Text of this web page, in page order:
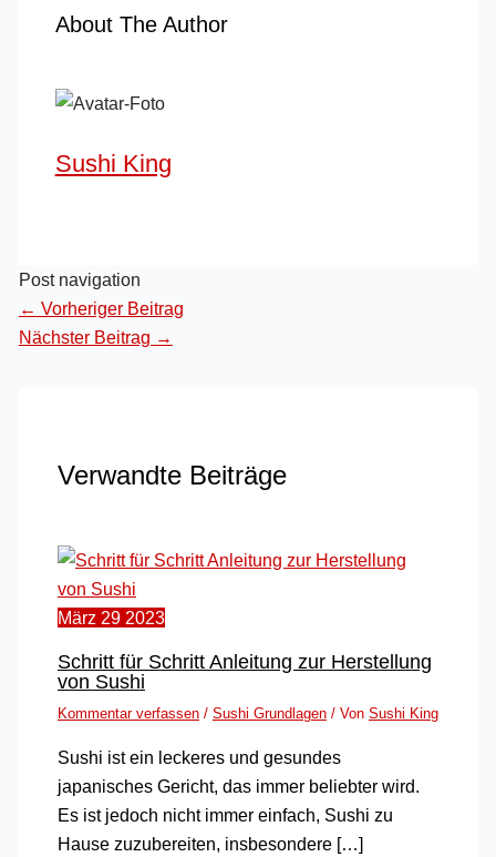
About The Author
Sushi King
Post navigation
← Vorheriger Beitrag
Nächster Beitrag →
Verwandte Beiträge
März 29 2023
Schritt für Schritt Anleitung zur Herstellung
von Sushi
Kommentar verfassen / Sushi Grundlagen/ Von Sushi King
Sushi ist ein leckeres und gesundes
japanisches Gericht, das immer beliebter wird.
Es ist jedoch nicht immer einfach, Sushi zu
Hause zuzubereiten, insbesondere […]